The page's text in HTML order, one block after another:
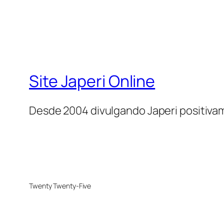
Site Japeri Online
Desde 2004 divulgando Japeri
Twenty Twenty-Five